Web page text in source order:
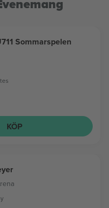
Sommarspelen
KÖP